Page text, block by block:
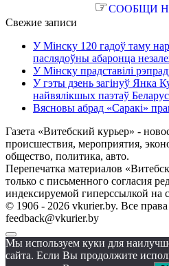
☞СООБЩИ
Свежие записи
У Мінску 120 гадоў таму
паслядоўны абаронца
У Мінску прадставілі
У гэты дзень загінуў Янка
найвялікшых паэтаў
Вясновы абрад «Саракі»
Газета «Витебский курьер» -
происшествия, мероприятия,
общество, политика, авто.
Перепечатка материалов
только с письменного согласия
индексируемой гиперссылкой на
© 1906 - 2026 vkurier.by. Все
feedback@vkurier.by
Мы используем куки для
сайта. Если Вы продолжите